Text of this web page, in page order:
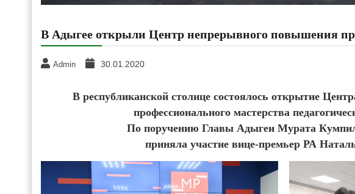
В Адыгее открыли Центр непрерывного повышения
Admin 30.01.2020
В республиканской столице состоялось открытие
профессионального мастерства
По поручению Главы Адыгеи Мурата
приняла участие вице-премьер РА